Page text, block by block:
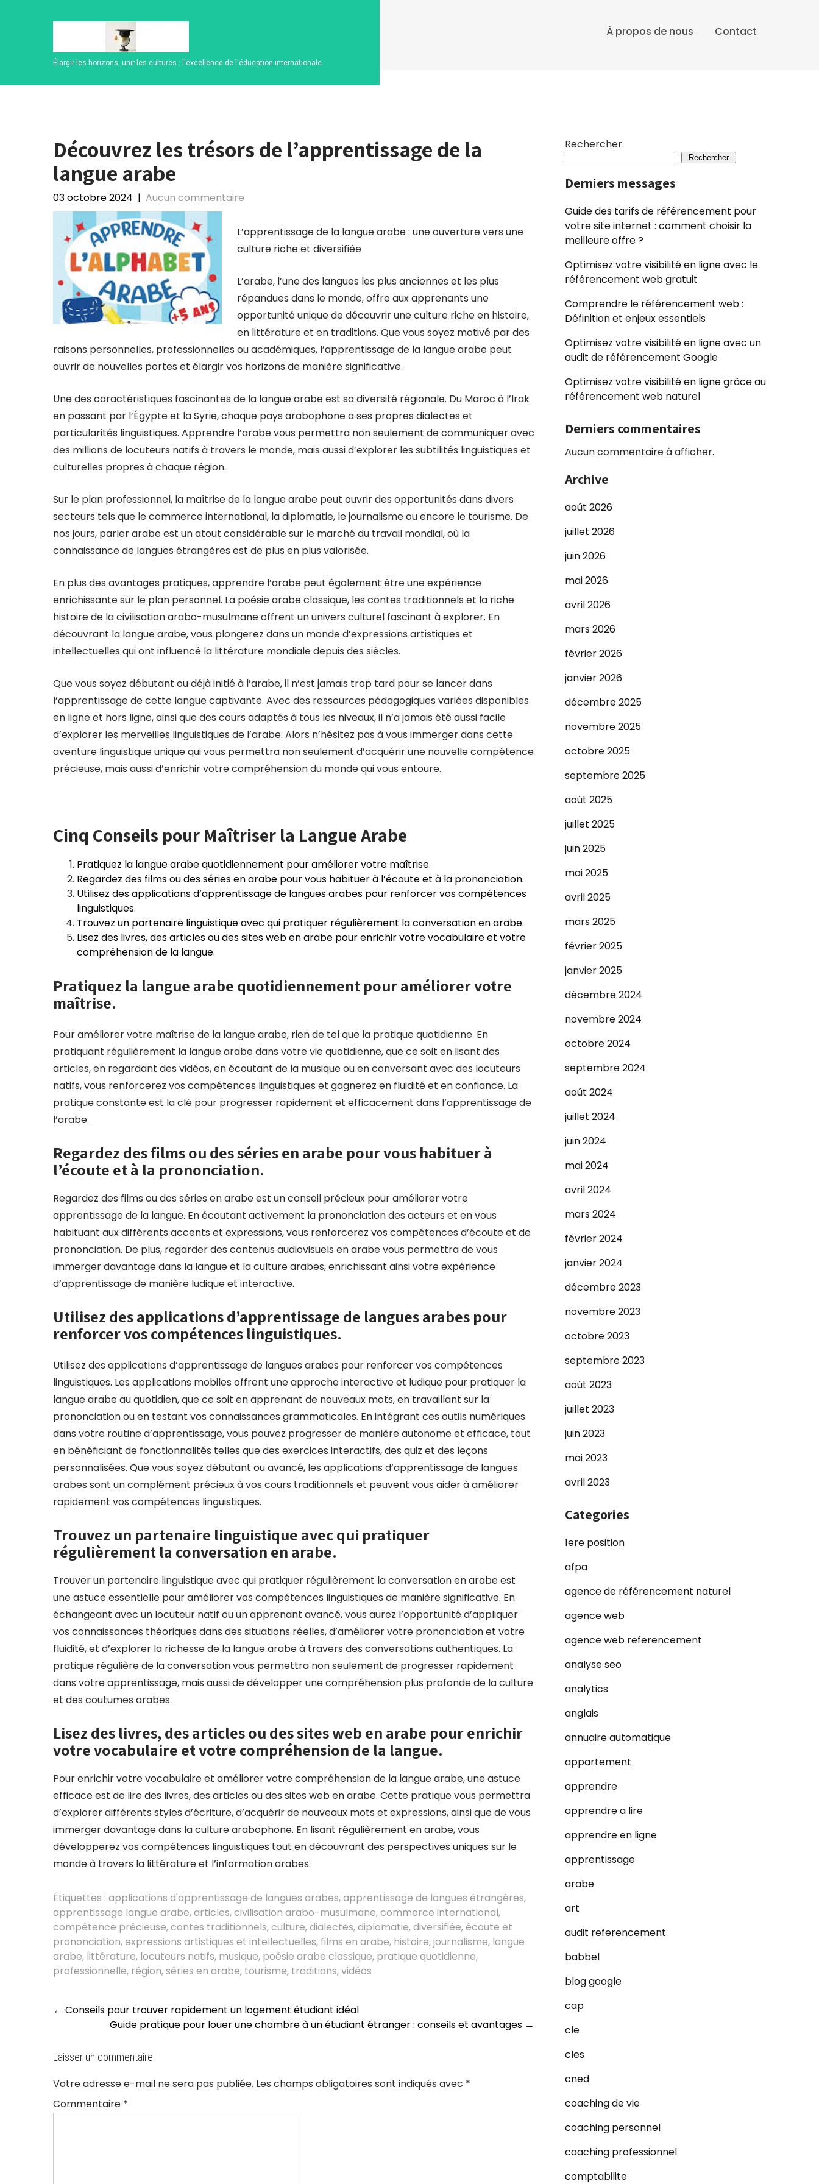
Élargir les horizons, unir les cultures : l'excellence de l'éducation internationale
À propos de nous Contact
Découvrez les trésors de l’apprentissage de la
langue arabe
03 octobre 2024 | Aucun commentaire
L’apprentissage de la langue arabe : une ouverture vers une
culture riche et diversifiée
L’arabe, l’une des langues les plus anciennes et les plus
répandues dans le monde, offre aux apprenants une
opportunité unique de découvrir une culture riche en histoire,
en littérature et en traditions. Que vous soyez motivé par des
raisons personnelles, professionnelles ou académiques, l’apprentissage de la langue arabe peut
ouvrir de nouvelles portes et élargir vos horizons de manière significative.
Une des caractéristiques fascinantes de la langue arabe est sa diversité régionale. Du Maroc à l’Irak
en passant par l’Égypte et la Syrie, chaque pays arabophone a ses propres dialectes et
particularités linguistiques. Apprendre l’arabe vous permettra non seulement de communiquer avec
des millions de locuteurs natifs à travers le monde, mais aussi d’explorer les subtilités linguistiques et
culturelles propres à chaque région.
Sur le plan professionnel, la maîtrise de la langue arabe peut ouvrir des opportunités dans divers
secteurs tels que le commerce international, la diplomatie, le journalisme ou encore le tourisme. De
nos jours, parler arabe est un atout considérable sur le marché du travail mondial, où la
connaissance de langues étrangères est de plus en plus valorisée.
En plus des avantages pratiques, apprendre l’arabe peut également être une expérience
enrichissante sur le plan personnel. La poésie arabe classique, les contes traditionnels et la riche
histoire de la civilisation arabo-musulmane offrent un univers culturel fascinant à explorer. En
découvrant la langue arabe, vous plongerez dans un monde d’expressions artistiques et
intellectuelles qui ont influencé la littérature mondiale depuis des siècles.
Que vous soyez débutant ou déjà initié à l’arabe, il n’est jamais trop tard pour se lancer dans
l’apprentissage de cette langue captivante. Avec des ressources pédagogiques variées disponibles
en ligne et hors ligne, ainsi que des cours adaptés à tous les niveaux, il n’a jamais été aussi facile
d’explorer les merveilles linguistiques de l’arabe. Alors n’hésitez pas à vous immerger dans cette
aventure linguistique unique qui vous permettra non seulement d’acquérir une nouvelle compétence
précieuse, mais aussi d’enrichir votre compréhension du monde qui vous entoure.
Cinq Conseils pour Maîtriser la Langue Arabe
Pratiquez la langue arabe quotidiennement pour améliorer votre maîtrise.
Regardez des films ou des séries en arabe pour vous habituer à l’écoute et à la prononciation.
Utilisez des applications d’apprentissage de langues arabes pour renforcer vos compétences
linguistiques.
Trouvez un partenaire linguistique avec qui pratiquer régulièrement la conversation en arabe.
Lisez des livres, des articles ou des sites web en arabe pour enrichir votre vocabulaire et votre
compréhension de la langue.
Pratiquez la langue arabe quotidiennement pour améliorer votre
maîtrise.
Pour améliorer votre maîtrise de la langue arabe, rien de tel que la pratique quotidienne. En
pratiquant régulièrement la langue arabe dans votre vie quotidienne, que ce soit en lisant des
articles, en regardant des vidéos, en écoutant de la musique ou en conversant avec des locuteurs
natifs, vous renforcerez vos compétences linguistiques et gagnerez en fluidité et en confiance. La
pratique constante est la clé pour progresser rapidement et efficacement dans l’apprentissage de
l’arabe.
Regardez des films ou des séries en arabe pour vous habituer à
l’écoute et à la prononciation.
Regardez des films ou des séries en arabe est un conseil précieux pour améliorer votre
apprentissage de la langue. En écoutant activement la prononciation des acteurs et en vous
habituant aux différents accents et expressions, vous renforcerez vos compétences d’écoute et de
prononciation. De plus, regarder des contenus audiovisuels en arabe vous permettra de vous
immerger davantage dans la langue et la culture arabes, enrichissant ainsi votre expérience
d’apprentissage de manière ludique et interactive.
Utilisez des applications d’apprentissage de langues arabes pour
renforcer vos compétences linguistiques.
Utilisez des applications d’apprentissage de langues arabes pour renforcer vos compétences
linguistiques. Les applications mobiles offrent une approche interactive et ludique pour pratiquer la
langue arabe au quotidien, que ce soit en apprenant de nouveaux mots, en travaillant sur la
prononciation ou en testant vos connaissances grammaticales. En intégrant ces outils numériques
dans votre routine d’apprentissage, vous pouvez progresser de manière autonome et efficace, tout
en bénéficiant de fonctionnalités telles que des exercices interactifs, des quiz et des leçons
personnalisées. Que vous soyez débutant ou avancé, les applications d’apprentissage de langues
arabes sont un complément précieux à vos cours traditionnels et peuvent vous aider à améliorer
rapidement vos compétences linguistiques.
Trouvez un partenaire linguistique avec qui pratiquer
régulièrement la conversation en arabe.
Trouver un partenaire linguistique avec qui pratiquer régulièrement la conversation en arabe est
une astuce essentielle pour améliorer vos compétences linguistiques de manière significative. En
échangeant avec un locuteur natif ou un apprenant avancé, vous aurez l’opportunité d’appliquer
vos connaissances théoriques dans des situations réelles, d’améliorer votre prononciation et votre
fluidité, et d’explorer la richesse de la langue arabe à travers des conversations authentiques. La
pratique régulière de la conversation vous permettra non seulement de progresser rapidement
dans votre apprentissage, mais aussi de développer une compréhension plus profonde de la culture
et des coutumes arabes.
Lisez des livres, des articles ou des sites web en arabe pour enrichir
votre vocabulaire et votre compréhension de la langue.
Pour enrichir votre vocabulaire et améliorer votre compréhension de la langue arabe, une astuce
efficace est de lire des livres, des articles ou des sites web en arabe. Cette pratique vous permettra
d’explorer différents styles d’écriture, d’acquérir de nouveaux mots et expressions, ainsi que de vous
immerger davantage dans la culture arabophone. En lisant régulièrement en arabe, vous
développerez vos compétences linguistiques tout en découvrant des perspectives uniques sur le
monde à travers la littérature et l’information arabes.
Étiquettes : applications d'apprentissage de langues arabes,apprentissage de langues étrangères,
apprentissage langue arabe,articles,civilisation arabo-musulmane,commerce international,
compétence précieuse,contes traditionnels,culture,dialectes,diplomatie,diversifiée,écoute et
prononciation,expressions artistiques et intellectuelles, films en arabe, histoire,journalisme, langue
arabe, littérature, locuteurs natifs, musique, poésie arabe classique, pratique quotidienne,
professionnelle, région,séries en arabe, tourisme, traditions,vidéos
Post
← Conseils pour trouver rapidement un logement étudiant idéal
Guide pratique pour louer une chambre à un étudiant étranger : conseils et avantages →
Laisser un commentaire
Votre adresse e-mail ne sera pas publiée. Les champs obligatoires sont indiqués avec *
Commentaire *
Rechercher
Rechercher
Derniers messages
Guide des tarifs de référencement pour
votre site internet : comment choisir la
meilleure offre ?
Optimisez votre visibilité en ligne avec le
référencement web gratuit
Comprendre le référencement web :
Définition et enjeux essentiels
Optimisez votre visibilité en ligne avec un
audit de référencement Google
Optimisez votre visibilité en ligne grâce au
référencement web naturel
Derniers commentaires
Aucun commentaire à afficher.
Archive
août 2026
juillet 2026
juin 2026
mai 2026
avril 2026
mars 2026
février 2026
janvier 2026
décembre 2025
novembre 2025
octobre 2025
septembre 2025
août 2025
juillet 2025
juin 2025
mai 2025
avril 2025
mars 2025
février 2025
janvier 2025
décembre 2024
novembre 2024
octobre 2024
septembre 2024
août 2024
juillet 2024
juin 2024
mai 2024
avril 2024
mars 2024
février 2024
janvier 2024
décembre 2023
novembre 2023
octobre 2023
septembre 2023
août 2023
juillet 2023
juin 2023
mai 2023
avril 2023
Categories
1ere position
afpa
agence de référencement naturel
agence web
agence web referencement
analyse seo
analytics
anglais
annuaire automatique
appartement
apprendre
apprendre a lire
apprendre en ligne
apprentissage
arabe
art
audit referencement
babbel
blog google
cap
cle
cles
cned
coaching de vie
coaching personnel
coaching professionnel
comptabilite